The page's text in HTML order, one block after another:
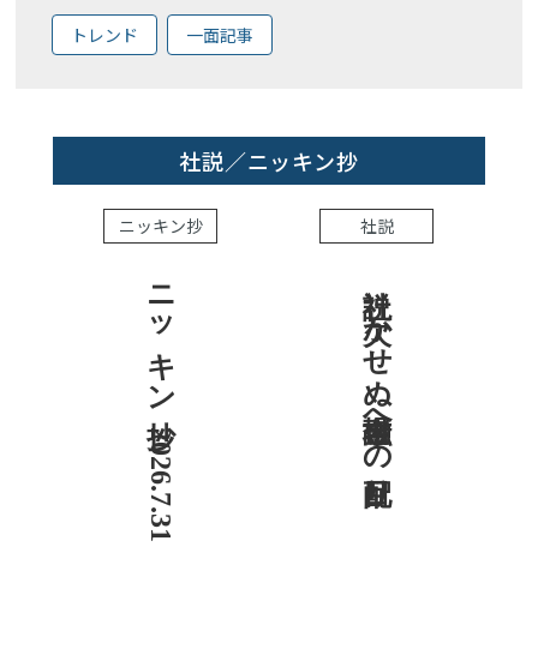
トレンド 一面記事
社説／ニッキン抄
ニッキン抄
ニッキン抄 2026.7.31
社説
社説 欠かせぬ金融市場への目配り